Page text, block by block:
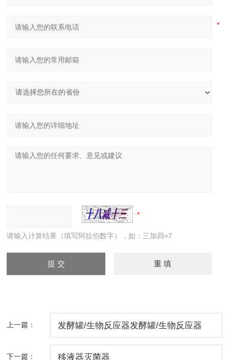
请输入计算结果（填写阿拉伯数字），如：三加四=7
上一篇： 发酵罐/生物反应器发酵罐/生物反应器
下一篇： 移液器灭菌器